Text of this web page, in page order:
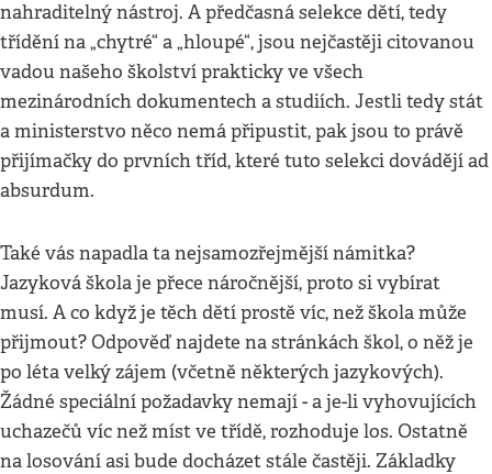
nahraditelný nástroj. A předčasná selekce dětí, tedy
třídění na „chytré“ a „hloupé“, jsou nejčastěji citovanou
vadou našeho školství prakticky ve všech
mezinárodních dokumentech a studiích. Jestli tedy stát
a ministerstvo něco nemá připustit, pak jsou to právě
přijímačky do prvních tříd, které tuto selekci dovádějí ad
absurdum.
Také vás napadla ta nejsamozřejmější námitka?
Jazyková škola je přece náročnější, proto si vybírat
musí. A co když je těch dětí prostě víc, než škola může
přijmout? Odpověď najdete na stránkách škol, o něž je
po léta velký zájem (včetně některých jazykových).
Žádné speciální požadavky nemají - a je-li vyhovujících
uchazečů víc než míst ve třídě, rozhoduje los. Ostatně
na losování asi bude docházet stále častěji. Základky